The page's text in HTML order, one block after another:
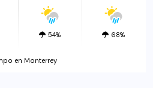
54% 68%
en Monterrey